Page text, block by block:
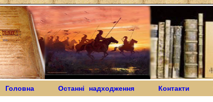
Головна Останні надходження Контакти